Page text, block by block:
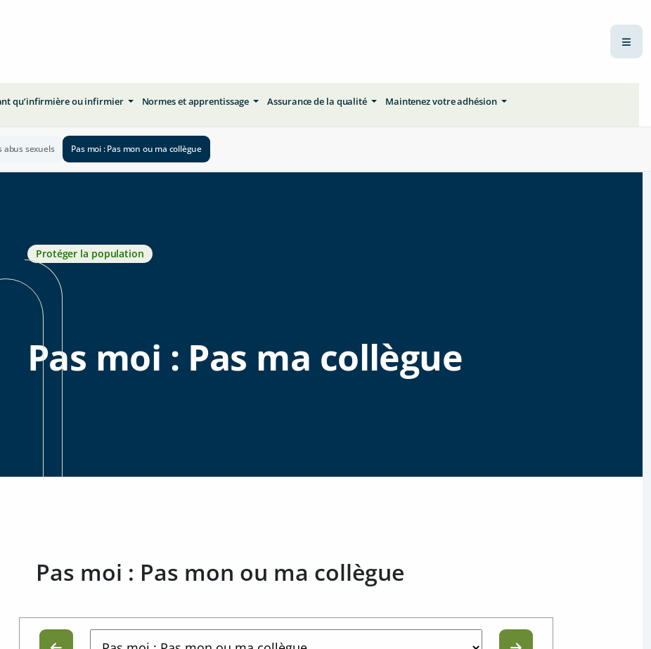
qu’infirmière ou infirmier Normes et apprentissage Assurance de la qualité Maintenez votre adhésion
abus sexuels Pas moi : Pas mon ou ma collègue
Protéger la population
Pas moi : Pas ma collègue
Pas moi : Pas mon ou ma collègue